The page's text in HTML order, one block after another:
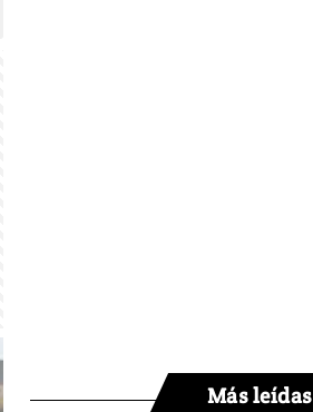
Más leídas